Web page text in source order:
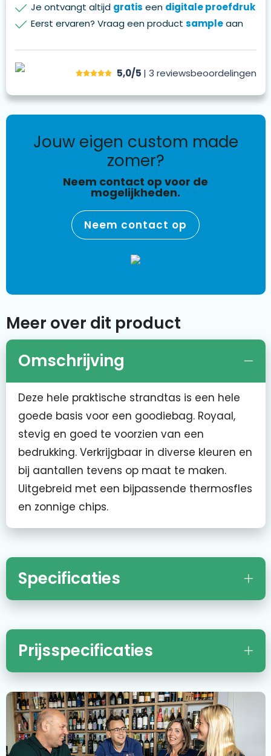
Je ontvangt altijd gratis een digitale proefdruk
Eerst ervaren? Vraag een product sampleaan
5,0/5 | 3 reviewsbeoordelingen
jouw eigen custom made
zomer?
Neem contact op voor de
mogelijkheden.
Neem contact op
Meer over dit product
Omschrijving
Deze hele praktische strandtas is een hele
goede basis voor een goodiebag. Royaal,
stevig en goed te voorzien van een
bedrukking. Verkrijgbaar in diverse kleuren en
bij aantallen tevens op maat te maken.
Uitgebreid met een bijpassende thermosfles
en zonnige chips.
Specificaties
Prijsspecificaties